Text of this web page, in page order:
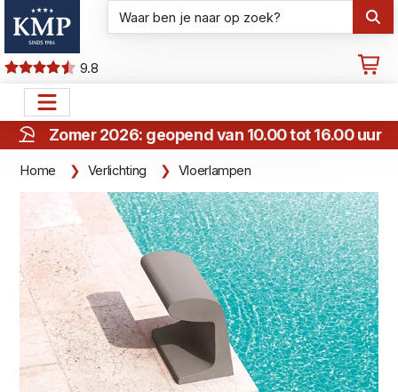
9.8
Zomer 2026: geopend van 10.00 tot 16.00 uur
Home Verlichting Vloerlampen